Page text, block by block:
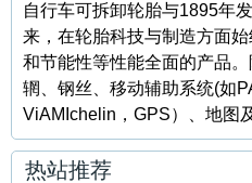
自行车可拆卸轮胎与1895年
来，在轮胎科技与制造方面
和节能性等性能全面的产品
辋、钢丝、移动辅助系统(如
ViAMIchelin，GPS）、地图
热站推荐